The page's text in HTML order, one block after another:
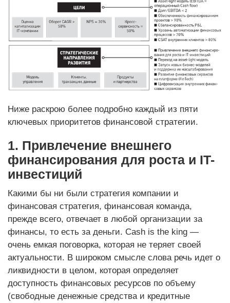
Ниже раскрою более подробно каждый из пяти
ключевых приоритетов финансовой стратегии.
1. Привлечение внешнего
финансирования для роста и IT-
инвестиций
Какими бы ни были стратегия компании и
финансовая стратегия, финансовая команда,
прежде всего, отвечает в любой организации за
финансы, то есть за деньги. Cash is the king —
очень емкая поговорка, которая не теряет своей
актуальности. В широком смысле слова речь идет о
ликвидности в целом, которая определяет
доступность финансовых ресурсов по объему
(свободные денежные средства и кредитные